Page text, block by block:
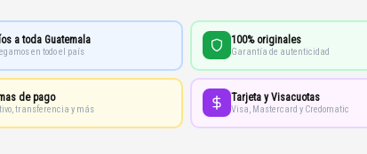
a toda Guatemala
en todo el país
100% originales
Garantía de autenticidad
de pago
transferencia y más
Tarjeta y Visacuotas
Visa, Mastercard y Credomatic